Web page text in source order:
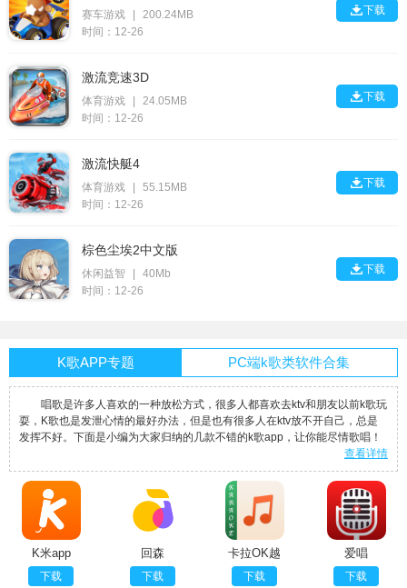
赛车游戏
200.24MB
时间：12-26
下载
激流竞速3D
体育游戏
24.05MB
时间：12-26
下载
激流快艇4
体育游戏
55.15MB
时间：12-26
下载
棕色尘埃2中文版
休闲益智
40Mb
时间：12-26
下载
K歌APP专题 PC端k歌类软件合集
唱歌是许多人喜欢的一种放松方式，很多人都喜欢去ktv和朋友以前k歌玩
耍，K歌也是发泄心情的最好办法，但是也有很多人在ktv放不开自己，总是
发挥不好。下面是小编为大家归纳的几款不错的k歌app，让你能尽情歌唱！
查看详情
K米app
下载
回森
下载
卡拉OK越
南
下载
爱唱
下载